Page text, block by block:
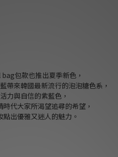
包款也推出夏季新色，
帶來韓國最新流行的泡泡糖色系，
力與自信的紫藍色，
時代大家所渴望追尋的希望，
點出優雅又迷人的魅力。